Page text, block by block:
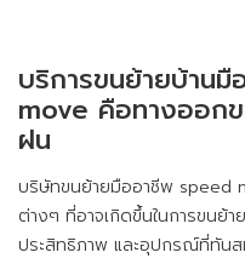
บริการขนย้ายบ้าน
move คือทางออก
ฝน
บริษัทขนย้ายมืออาชีพ speed
ต่างๆ ที่อาจเกิดขึ้นในการขนย้
ประสิทธิภาพ และอุปกรณ์ที่ทัน